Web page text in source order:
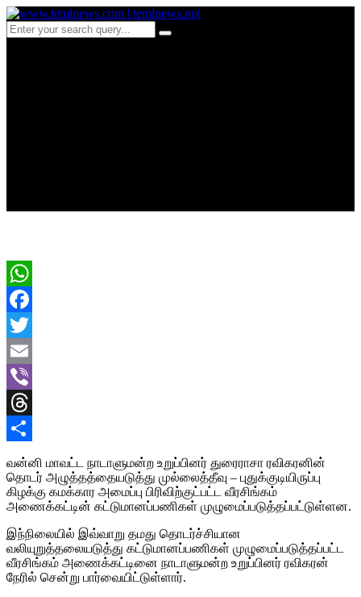
WhatsApp
Facebook
Twitter
Email
Viber
Threads
Share
வன்னி மாவட்ட நாடாளுமன்ற உறுப்பினர் துரைராசா ரவிகரனின்
தொடர் அழுத்தத்தையடுத்து முல்லைத்தீவு – புதுக்குடியிருப்பு
கிழக்கு கமக்கார அமைப்பு பிரிவிற்குட்பட்ட வீரசிங்கம்
அணைக்கட்டின் கட்டுமானப்பணிகள் முழுமைப்படுத்தப்பட்டுள்ளன.
இந்நிலையில் இவ்வாறு தமது தொடர்ச்சியான
வலியுறுத்தலையடுத்து கட்டுமானப்பணிகள் முழுமைப்படுத்தப்பட்ட
வீரசிங்கம் அணைக்கட்டினை நாடாளுமன்ற உறுப்பினர் ரவிகரன்
நேரில் சென்று பார்வையிட்டுள்ளார்.